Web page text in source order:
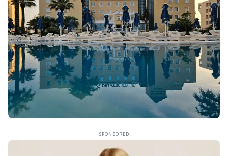
SPONSORED